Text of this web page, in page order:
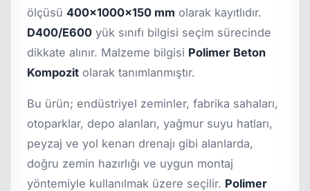
ölçüsü400x1000x150 mm olarak kayıtlıdır.
D400/E600 yük sınıfı bilgisi seçim sürecinde
dikkate alınır. Malzeme bilgisi Polimer Beton
Kompozit olarak tanımlanmıştır.
Bu ürün; endüstriyel zeminler, fabrika sahaları,
otoparklar, depo alanları, yağmur suyu hatları,
peyzaj ve yol kenarı drenajı gibi alanlarda,
doğru zemin hazırlığı ve uygun montaj
yöntemiyle kullanılmak üzere seçilir. Polimer